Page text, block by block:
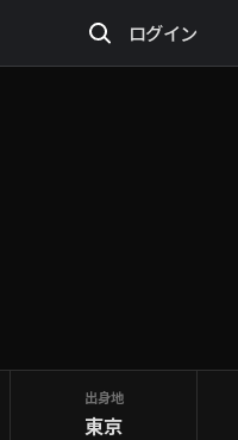
ログイン
出身地
東京